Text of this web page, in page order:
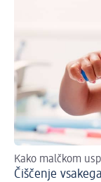
Kako malčkom
Čiščenje